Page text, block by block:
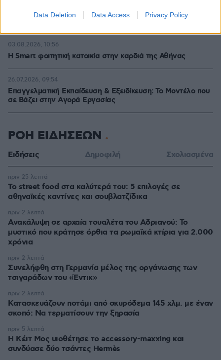
Data Deletion Data Access Privacy Policy
Το μέλλον της τεχνολογίας
Η Smart φοιτητική κατοικία στην καρδιά της Αθήνας
03.08.2026, 10:56
Επαγγελματική Εκπαίδευση & Εξειδίκευση: Το Mοντέλο που
σε Bάζει στην Aγορά Eργασίας
26.07.2026, 09:54
ΡΟΗ ΕΙΔΗΣΕΩΝ
Ειδήσεις Δημοφιλή Σχολιασμένα
Το street food στα καλύτερά του: 5 επιλογές σε
αθηναϊκές καντίνες και σουβλατζίδικα
πριν 25 λεπτά
Ανακάλυψη σε αρχαία τουαλέτα του Αδριανού: Το
μυστικό που κράτησε όρθια τα ρωμαϊκά κτίρια για 2.000
χρόνια
πριν 2 λεπτά
Συνελήφθη στη Γερμανία μέλος της οργάνωσης των
τσιγαράδων του «Έντικ»
πριν 2 λεπτά
Κατασκευάζουν ποτάμι από σκυρόδεμα 145 χλμ. με έναν
σκοπό: Να τερματίσουν την ξηρασία
πριν 2 λεπτά
Η Κέιτ Μος υιοθέτησε τo accessory-maxxing και
συνδύασε δύο τσάντες Hermès
πριν 5 λεπτά